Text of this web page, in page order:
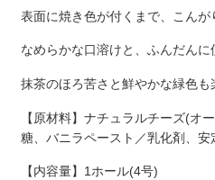
表面に焼き色が付くまで、こんが
なめらかな口溶けと、ふんだんに
抹茶のほろ苦さと鮮やかな緑色も
【原材料】ナチュラルチーズ(オ
糖、バニラペースト／乳化剤、
【内容量】1ホール(4号)